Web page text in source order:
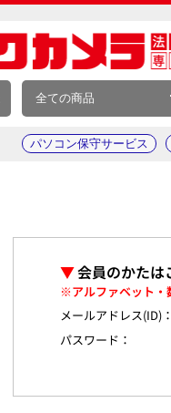
全ての商品
パソコン保守サービス
▼会員のかたは
※アルファベット・
メールアドレス(ID)：
パスワード：